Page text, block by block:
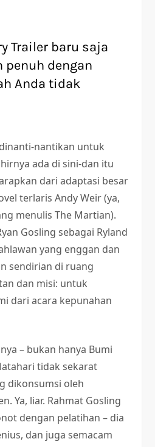
Trailer baru saja
penuh dengan
Anda tidak
nantikan untuk
ada di sini-dan itu
dari adaptasi besar
terlaris Andy Weir (ya,
menulis The Martian).
Gosling sebagai Ryland
yang enggan dan
sendirian di ruang
dan misi: untuk
dari acara kepunahan
– bukan hanya Bumi
tidak sekarat
dikonsumsi oleh
Ya, liar. Rahmat Gosling
dengan pelatihan – dia
dan juga semacam